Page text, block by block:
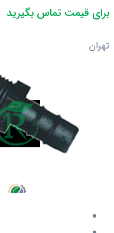
برای قیمت تماس بگیرید
تهران